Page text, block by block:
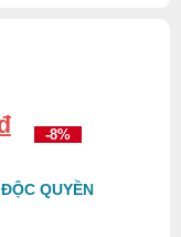
-8%
QUYỀN